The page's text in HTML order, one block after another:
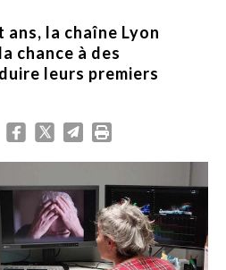
la chaîne Lyon
chance à des
leurs premiers